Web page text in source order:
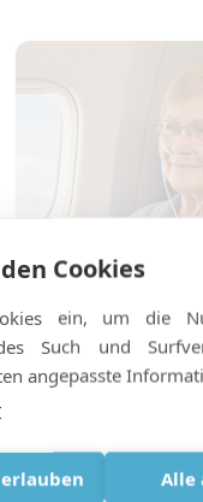
Cookies
ein, um die
Such und
angepasste
Alle